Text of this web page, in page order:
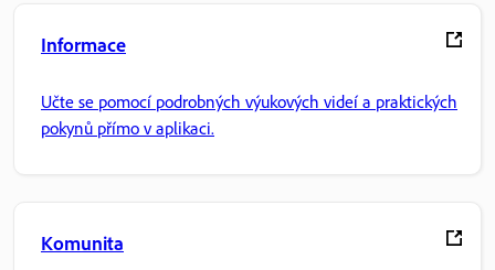
Informace
Učte se pomocí podrobných výukových videí a praktických
pokynů přímo v aplikaci.
Komunita